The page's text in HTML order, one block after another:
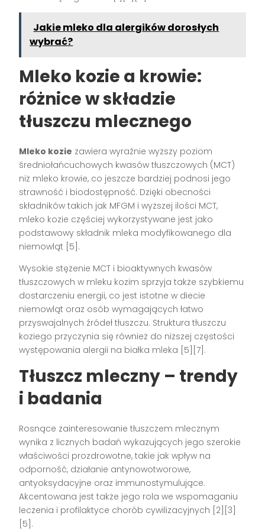
Jakie mleko dla alergików dorosłych
wybrać?
Mleko kozie a krowie:
różnice w składzie
tłuszczu mlecznego
Mleko kozie zawiera wyraźnie wyższy poziom
średniołańcuchowych kwasów tłuszczowych (MCT)
niż mleko krowie, co jeszcze bardziej podnosi jego
strawność i biodostępność. Dzięki obecności
składników takich jak MFGM i wyższej ilości MCT,
mleko kozie częściej wykorzystywane jest jako
podstawowy składnik mleka modyfikowanego dla
niemowląt [5].
Wysokie stężenie MCT i bioaktywnych kwasów
tłuszczowych w mleku kozim sprzyja także szybkiemu
dostarczeniu energii, co jest istotne w diecie
niemowląt oraz osób wymagających łatwo
przyswajalnych źródeł tłuszczu. Struktura tłuszczu
koziego przyczynia się również do niższej częstości
występowania alergii na białka mleka [5][7].
Tłuszcz mleczny – trendy
i badania
Rosnące zainteresowanie tłuszczem mlecznym
wynika z licznych badań wykazujących jego szerokie
właściwości prozdrowotne, takie jak wpływ na
odporność, działanie antynowotworowe,
antyoksydacyjne oraz immunostymulujące.
Akcentowana jest także jego rola we wspomaganiu
leczenia i profilaktyce chorób cywilizacyjnych [2][3]
[5].